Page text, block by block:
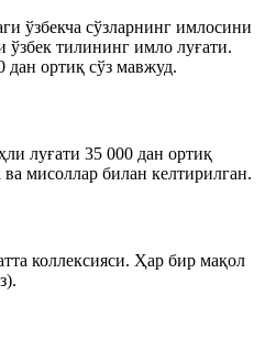
ўзбекча сўзларнинг имлосини
тилининг имло луғати.
дан ортиқ сўз мавжуд.
луғати 35 000 дан ортиқ
мисоллар билан келтирилган.
коллексияси. Ҳар бир мақол